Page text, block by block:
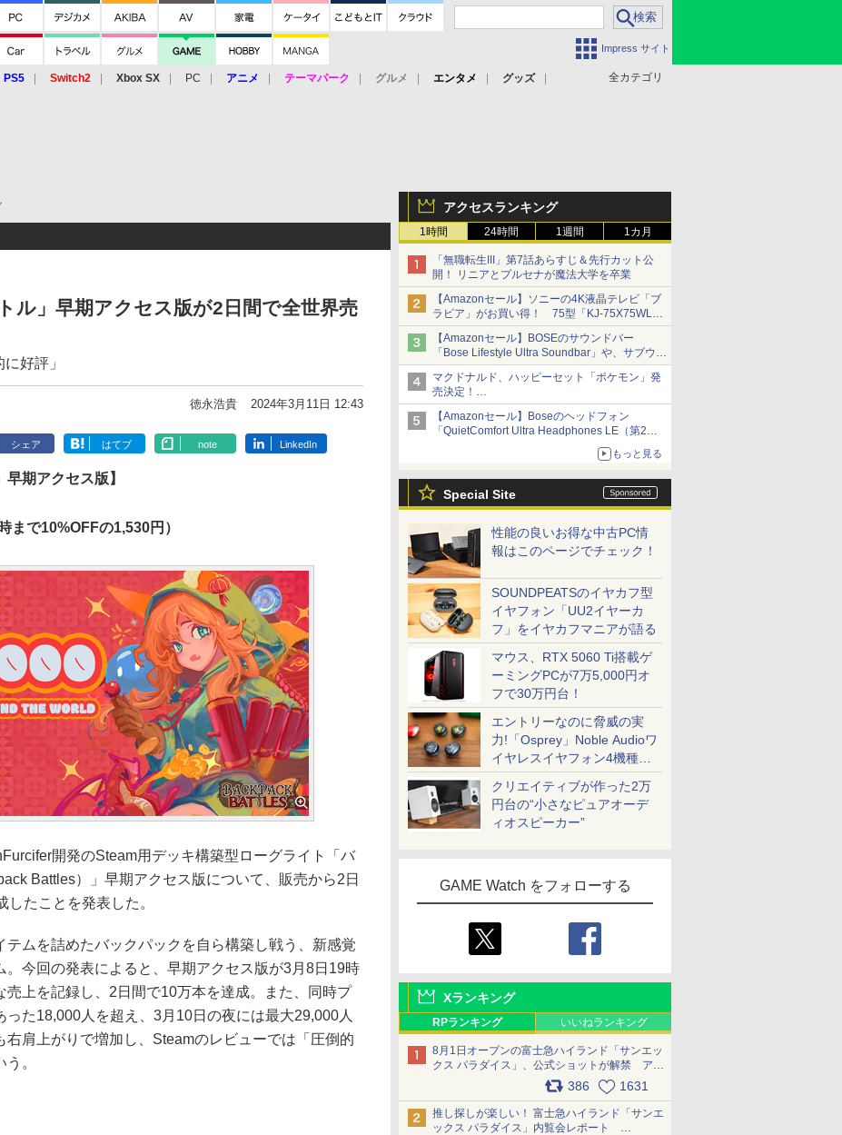
Impress サイト
全カテゴリ
PS5 Switch2 Xbox SX PC アニメ テーマパーク グルメ エンタメ
グッズ
アクセスランキング
1時間 24時間 1週間 1カ月
「無職転生III」第7話あらすじ＆先行カット公
開！ リニアとプルセナが魔法大学を卒業
【Amazonセール】ソニーの4K液晶テレビ「ブ
ラビア」がお買い得！ 75型「KJ-75X75WL」
などラインナップ
【Amazonセール】BOSEのサウンドバー
「Bose Lifestyle Ultra Soundbar」や、サブウー
ファー「Bose Lifestyle Ultra Subwoofer」など
お買い得！
マクドナルド、ハッピーセット「ポケモン」発
売決定！
ポケモン30周年記念で30匹が大集合
【Amazonセール】Boseのヘッドフォン
「QuietComfort Ultra Headphones LE（第2世
イマーシブオーディオで臨場感ある音楽体験が
もっと見る
Special Site
性能の良いお得な中古PC情
報はこのページでチェック！
SOUNDPEATSのイヤカフ型
イヤフォン「UU2イヤーカ
フ」をイヤカフマニアが語る
マウス、RTX 5060 Ti搭載ゲ
ーミングPCが7万5,000円オ
フで30万円台！
エントリーなのに脅威の実
力!「Osprey」Noble Audioワ
イヤレスイヤフォン4機種を
一気に聴く
クリエイティブが作った2万
円台の“小さなピュアオーデ
ィオスピーカー”
GAME Watch をフォローする
Xランキング
RPランキング いいねランキング
8月1日オープンの富士急ハイランド「サンエッ
クス パラダイス」、公式ショットが解禁 アト
ラクション、メニュー、グッズ写真を一覧で紹
介 pic.x.com/bDYkq8oRFu
386 1631
推し探しが楽しい！ 富士急ハイランド「サンエ
ックス パラダイス」内覧会レポート
ル」早期アクセス版が2日間で全世界売
好評」
徳永浩貴 2024年3月11日 12:43
シェア はてブ note LinkedIn
早期アクセス版】
まで10%OFFの1,530円）
開発のSteam用デッキ構築型ローグライト「バ
Battles）」早期アクセス版について、販売から2日
たことを発表した。
ムを詰めたバックパックを自ら構築し戦う、新感覚
。今回の発表によると、早期アクセス版が3月8日19時
売上を記録し、2日間で10万本を達成。また、同時プ
った18,000人を超え、3月10日の夜には最大29,000人
右肩上がりで増加し、Steamのレビューでは「圧倒的
。